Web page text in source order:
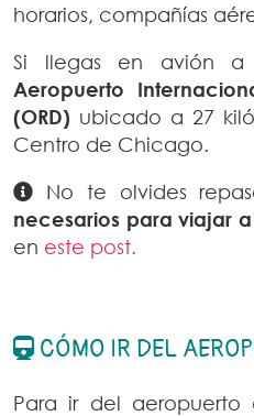
horarios, compañías
Si llegas en avión a
Aeropuerto
(ORD) ubicado a 27
Centro de Chicago.
No te olvides
necesarios para viajar a
en este post.
CÓMO IR DEL
Para ir del